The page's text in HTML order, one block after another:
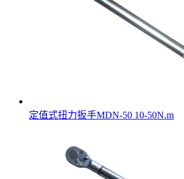
定值式扭力扳手MDN-50 10-50N.m